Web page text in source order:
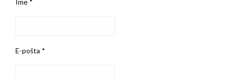
Ime *
E-pošta *